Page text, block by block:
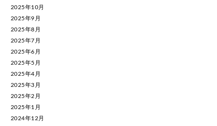
2025年10月
2025年9月
2025年8月
2025年7月
2025年6月
2025年5月
2025年4月
2025年3月
2025年2月
2025年1月
2024年12月